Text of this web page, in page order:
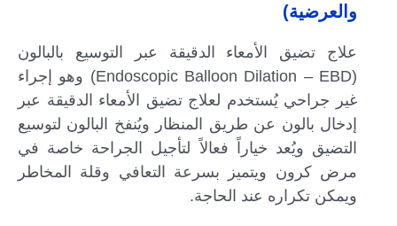
والعرضية)
علاج تضيق الأمعاء الدقيقة عبر التوسيع بالبالون
(Endoscopic Balloon Dilation – EBD) وهو إجراء
غير جراحي يُستخدم لعلاج تضيق الأمعاء الدقيقة عبر
إدخال بالون عن طريق المنظار ويُنفخ البالون لتوسيع
التضيق ويُعد خياراً فعالاً لتأجيل الجراحة خاصة في
مرض كرون ويتميز بسرعة التعافي وقلة المخاطر
ويمكن تكراره عند الحاجة.